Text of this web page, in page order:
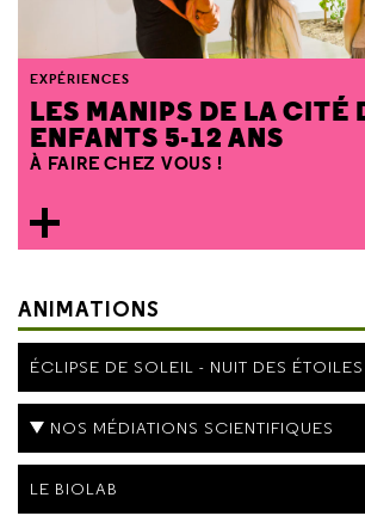
LES MANIPS DE LA CITÉ
ENFANTS 5-12 ANS
À FAIRE CHEZ VOUS !
EXPÉRIENCES
ANIMATIONS
ÉCLIPSE DE SOLEIL - NUIT DES ÉTOILES
NOS MÉDIATIONS SCIENTIFIQUES
LE BIOLAB